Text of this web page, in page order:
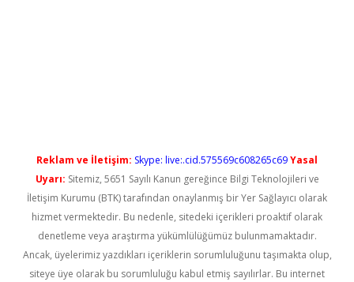
Reklam ve İletişim: Skype: live:.cid.575569c608265c69Yasal
Uyarı: Sitemiz, 5651 Sayılı Kanun gereğince Bilgi Teknolojileri ve
İletişim Kurumu (BTK) tarafından onaylanmış bir Yer Sağlayıcı olarak
hizmet vermektedir. Bu nedenle, sitedeki içerikleri proaktif olarak
denetleme veya araştırma yükümlülüğümüz bulunmamaktadır.
Ancak, üyelerimiz yazdıkları içeriklerin sorumluluğunu taşımakta olup,
siteye üye olarak bu sorumluluğu kabul etmiş sayılırlar. Bu internet